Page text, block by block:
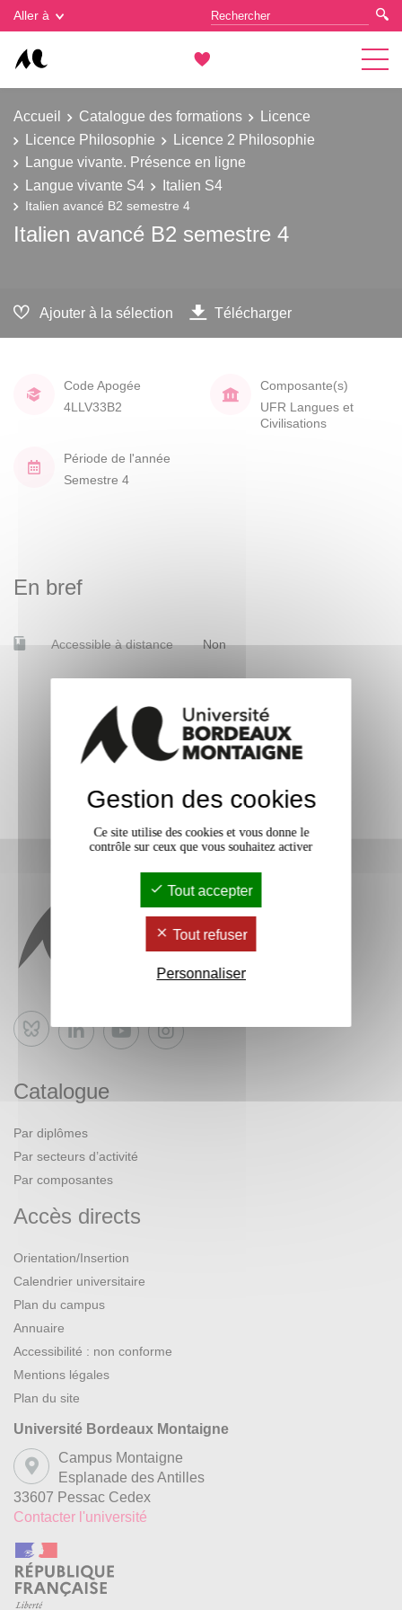
Aller à
Accueil Catalogue des formations
Licence
Licence Philosophie
Licence 2 Philosophie
Langue vivante. Présence en ligne
Langue vivante S4
Italien S4
Italien avancé B2 semestre 4
Italien avancé B2 semestre 4
Ajouter à la sélection Télécharger
Code Apogée
4LLV33B2
Composante(s)
UFR Langues et
Civilisations
Période de l'année
Semestre 4
En bref
Accessible à distance Non
Bluesky
Catalogue
Par diplômes
Par secteurs d’activité
Par composantes
Accès directs
Orientation/Insertion
Calendrier universitaire
Plan du campus
Annuaire
Accessibilité : non conforme
Mentions légales
Plan du site
Université Bordeaux Montaigne
Campus Montaigne
Esplanade des Antilles
33607 Pessac Cedex
Contacter l'université
Gestion des cookies
Gestion des cookies
Ce site utilise des cookies et vous donne le
contrôle sur ceux que vous souhaitez activer
Tout accepter
Tout refuser
Personnaliser